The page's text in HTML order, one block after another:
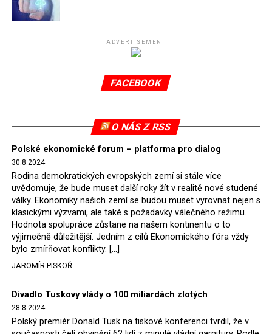
Připomeňme, že ukončení těžby hnědého uhlí pro
(SDEU) v souvislosti se stížnostmi českých samospráv
verdiktem španělské soudkyně Rosario Silva de Lapureta
tomuto rozhodnutí nevyhověla, proto na žádost
2022, než byl tento případ z důvodu uzavření dohody
Polska s Českou republikou o odstranění příčin sporu o
důl Turów vymazán z rejstříku tribunálu. Celkem si
Polsko nechalo z přiznaných evropských fondů odečíst
asi 70 milionů eur na pokutách a 45 milionů eur
zaplatilo jako odškodnění České republice – ale jak důl,
tak elektrárna nadále fungovaly. Už tehdy zástupci
tehdejší opozice a dnes vládnoucí koalice, jako
místopředseda Občanské platformy (PO) Rafał
Hołownia, přímo řekli, že by se polská vláda měla
tomuto rozhodnutí podřídit.
ADVERTISEMENT
FACEBOOK
O NÁS Z RSS
Polské ekonomické forum – platforma pro dialog
30.8.2024
Rodina demokratických evropských zemí si stále více
uvědomuje, že bude muset další roky žít v realitě nové studené
války. Ekonomiky našich zemí se budou muset vyrovnat nejen s
klasickými výzvami, ale také s požadavky válečného režimu.
Hodnota spolupráce zůstane na našem kontinentu o to
výjimečně důležitější. Jedním z cílů Ekonomického fóra vždy
bylo zmírňovat konflikty. […]
JAROMÍR PISKOŘ
Divadlo Tuskovy vlády o 100 miliardách zlotých
28.8.2024
Polský premiér Donald Tusk na tiskové konferenci tvrdil, že v